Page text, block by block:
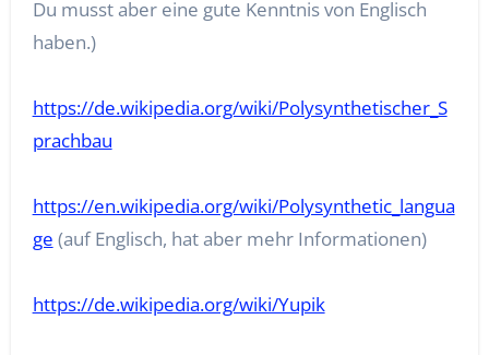
Du musst aber eine gute Kenntnis von Englisch
haben.)
https://de.wikipedia.org/wiki/Polysynthetischer_S
prachbau
https://en.wikipedia.org/wiki/Polysynthetic_langua
ge (auf Englisch, hat aber mehr Informationen)
https://de.wikipedia.org/wiki/Yupik